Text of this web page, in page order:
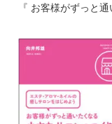
『 お客様がずっと